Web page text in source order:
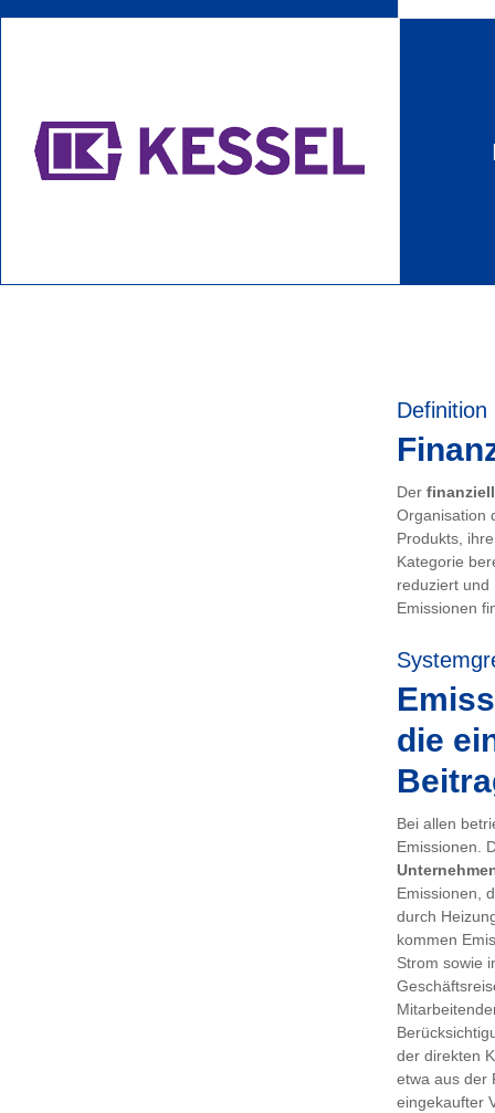
Definition
Der
Organisation
Produkts,
Kategorie
reduziert und
Emissionen
die
Bei allen
Emissionen.
Emissionen,
durch
kommen
Strom sowie
der direkten
etwa aus der
eingekaufter